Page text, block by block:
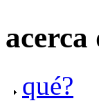
acerca
qué?